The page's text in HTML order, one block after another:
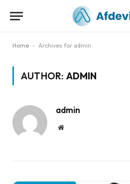
Home - Archives for admin
AUTHOR: ADMIN
admin
Website